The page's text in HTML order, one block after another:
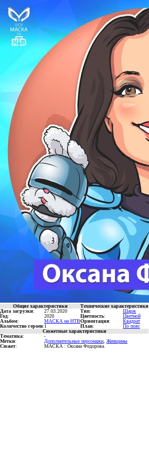
Общие характеристики
Технические характеристики
Дата загрузки: 27.03.2020 Тип:
Шарж
Год: 2020 Цветность:
Цветной
Альбом: МАСКА на НТВОриентация:
Квадрат
Количество героев:1 План:
По пояс
Сюжетные характеристики
Тематика:
-
Метки: Дополнительные персонажи Женщины
Сюжет: МАСКА : Оксана Федорова.